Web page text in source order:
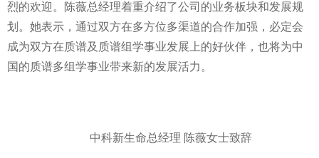
烈的欢迎。陈薇总经理着重介绍了公司的业务板块和发展规
划。她表示，通过双方在多方位多渠道的合作加强，必定会
成为双方在质谱及质谱组学事业发展上的好伙伴，也将为中
国的质谱多组学事业带来新的发展活力。
中科新生命总经理 陈薇女士致辞